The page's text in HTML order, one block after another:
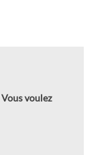
Vous voulez